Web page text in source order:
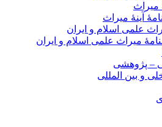
میراث
آینۀ میراث
علمی اسلام و ایران
میراث علمی اسلام و ایران
– پژوهشی
و بین المللی